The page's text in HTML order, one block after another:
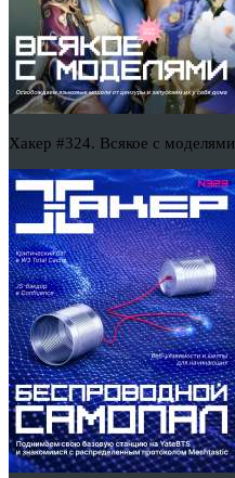
Хакер #324. Всякое с моделями